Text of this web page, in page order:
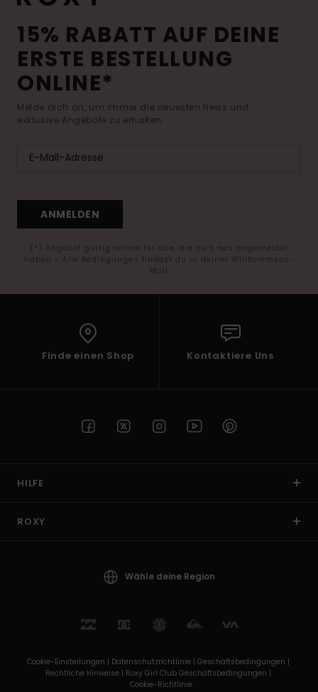
15% RABATT AUF DEINE
ERSTE BESTELLUNG
ONLINE*
Melde dich an, um immer die neuesten News und
exklusive Angebote zu erhalten.
ANMELDEN
(*) Angebot gültig online für alle, die sich neu angemeldet
haben - Alle Bedingungen findest du in deiner Willkommens-
Mail
Finde einen Shop Kontaktiere Uns
HILFE
ROXY
Wähle deine Region
Cookie-Einstellungen | Datenschutzrichtlinie | Geschäftsbedingungen |
Rechtliche Hinweise | Roxy Girl Club Geschäftsbedingungen |
Cookie-Richtlinie